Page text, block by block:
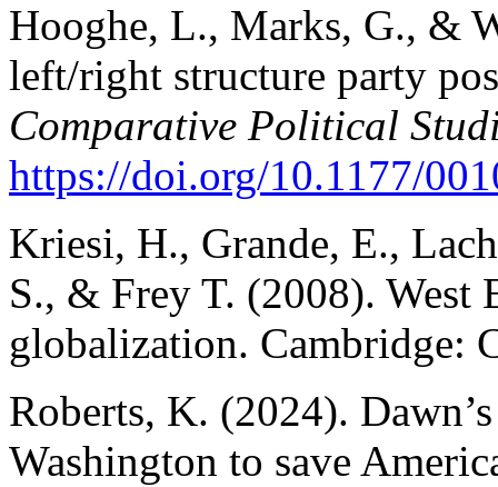
Hooghe, L., Marks, G., &
left/right structure party
Comparative Political
https://doi.org/10.1177/
Kriesi, H., Grande, E.,
S., & Frey T. (2008). West
globalization. Cambridge:
Roberts, K. (2024).
Washington to save